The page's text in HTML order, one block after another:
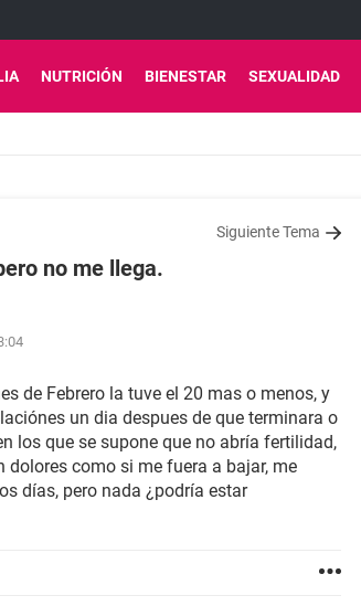
NUTRICIÓN BIENESTAR SEXUALIDAD
Siguiente Tema
no me llega.
de Febrero la tuve el 20 mas o menos, y
un dia despues de que terminara o
los que se supone que no abría fertilidad,
dolores como si me fuera a bajar, me
días, pero nada ¿podría estar